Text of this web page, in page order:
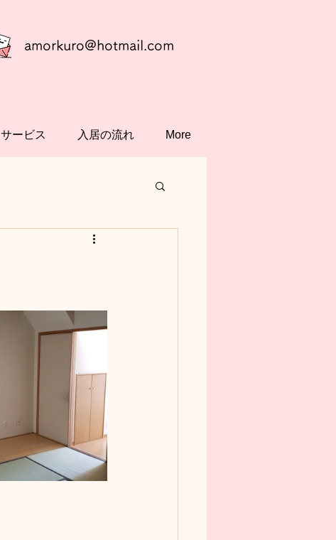
amorkuro@hotmail.com
サービス 入居の流れ More